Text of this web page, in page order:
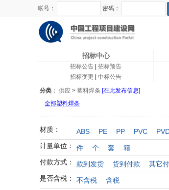
帐号： 密码：
招标中心
招标公告
招标预告
招标变更
中标公告
分类 ： 供应 > 塑料焊条 [在此发布信息]
全部塑料焊条
材质： ABS PE PP PVC
计量单位：
件 个 套
箱
付款方式：
款到发货 货到付款
其它
是否含税：
不含税
含税